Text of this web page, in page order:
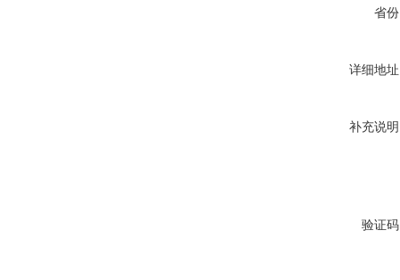
省
详细地
补充说
验证